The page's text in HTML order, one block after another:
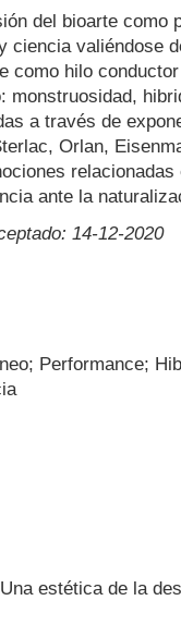
del bioarte como
ciencia valiéndose
como hilo
monstruosidad,
a través de
Orlan,
ante la
14-12-2020
Performance;
estética de la